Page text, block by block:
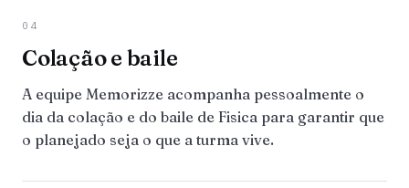
04
Colação e baile
A equipe Memorizze acompanha pessoalmente o
dia da colação e do baile de Fisica para garantir que
o planejado seja o que a turma vive.